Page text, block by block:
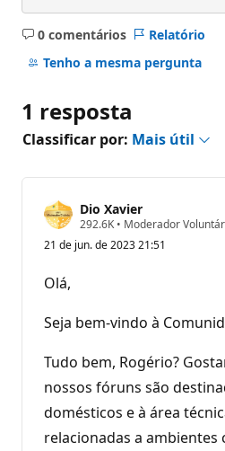
0 comentários
Sem
comentários
Relatório
Tenho a mesma pergunta
1 resposta
Classificar por: Mais útil
Dio Xavier
292.6K P
n
e
r
p
u
t
ç
o
• Moderador
21 de jun. de 2023 21:51
Olá,
Seja bem-vindo à
Tudo bem, Rogério?
nossos fóruns são
domésticos e à área
relacionadas a